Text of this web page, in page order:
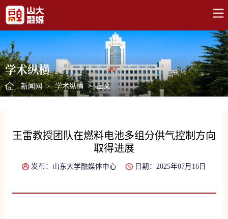
学术纵横
新闻网 > 学术纵横 > 正文
王雷教授团队在燃料电池多组分供气控制方向
取得进展
发布：山东大学融媒体中心 日期：2025年07月16日